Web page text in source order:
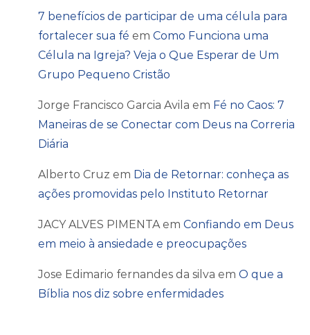
7 benefícios de participar de uma célula para
fortalecer sua fé em Como Funciona uma
Célula na Igreja? Veja o Que Esperar de Um
Grupo Pequeno Cristão
Jorge Francisco Garcia Avila em Fé no Caos: 7
Maneiras de se Conectar com Deus na Correria
Diária
Alberto Cruz em Dia de Retornar: conheça as
ações promovidas pelo Instituto Retornar
JACY ALVES PIMENTAem Confiando em Deus
em meio à ansiedade e preocupações
Jose Edimario fernandes da silva em O que a
Bíblia nos diz sobre enfermidades